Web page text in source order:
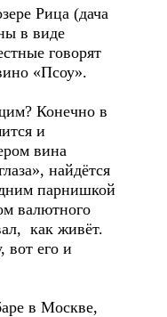
Рица (дача
в виде
говорят
«Псоу».
Конечно в
и
вина
найдётся
парнишкой
валютного
как живёт.
вот его и
в Москве,